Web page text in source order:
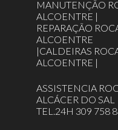
MANUTENÇÃO
ALCOENTRE |
REPARAÇÃO
ALCOENTRE
|CALDEIRAS
ALCOENTRE |
ASSISTENCIA
ALCÁCER DO SAL
TEL.24H 309 758